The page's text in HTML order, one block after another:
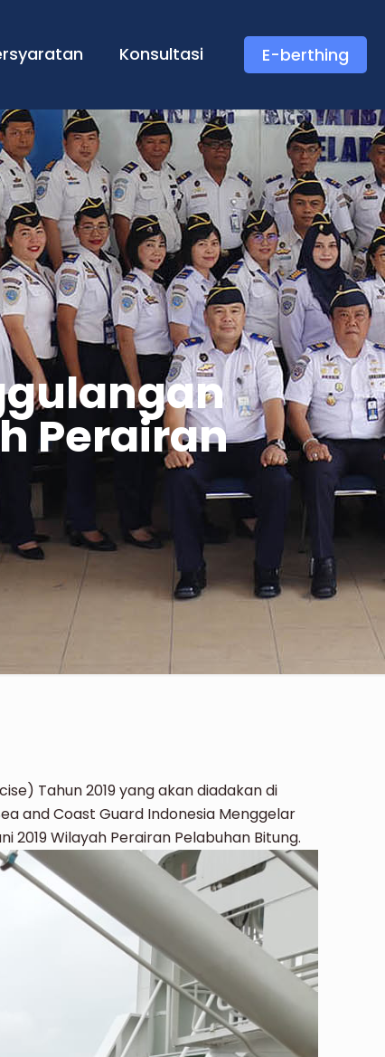
Konsultasi E-berthing
Perairan
Tahun 2019 yang akan diadakan di
and Coast Guard Indonesia Menggelar
2019 Wilayah Perairan Pelabuhan Bitung.